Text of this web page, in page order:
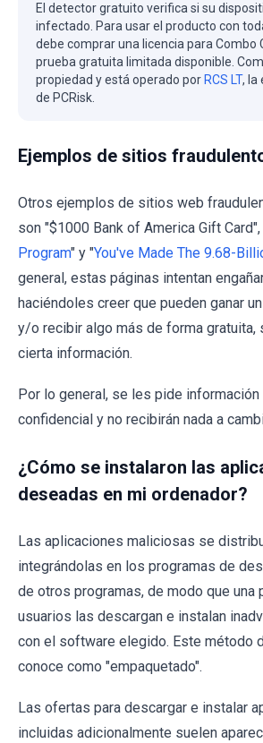
El detector gratuito verifica si su
infectado. Para usar el producto con
debe comprar una licencia para Combo
prueba gratuita limitada disponible.
propiedad y está operado por RCS LT, la
de PCRisk.
Ejemplos de sitios
Otros ejemplos de sitios web
son "$1000 Bank of America Gift Card",
Program" y "You've Made The 9.68-
general, estas páginas intentan
haciéndoles creer que pueden ganar
y/o recibir algo más de forma gratuita,
cierta información.
Por lo general, se les pide
confidencial y no recibirán nada a
¿Cómo se instalaron las
deseadas en mi ordenador?
Las aplicaciones maliciosas se
integrándolas en los programas de
de otros programas, de modo que una
usuarios las descargan e instalan
con el software elegido. Este método
conoce como "empaquetado".
Las ofertas para descargar e instalar
incluidas adicionalmente suelen